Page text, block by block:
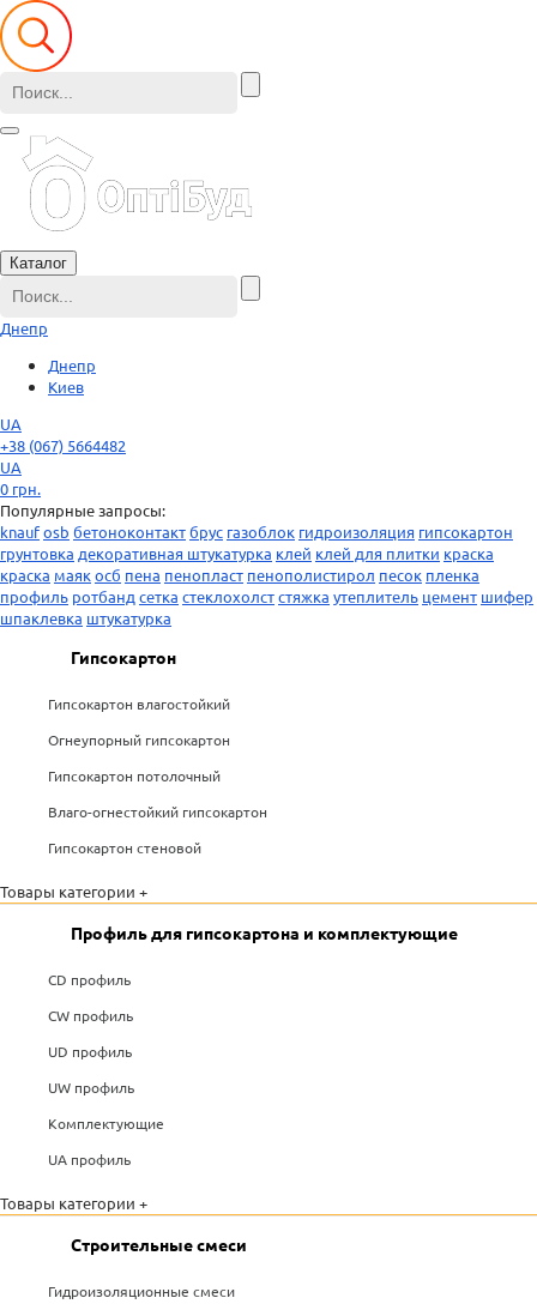
Каталог
Днепр
Днепр
Киев
UA
+38 (067) 5664482
UA
0 грн.
Популярные запросы:
knaufosb бетоноконтактбрус газоблок гидроизоляция гипсокартон
грунтовка декоративная штукатурка клей клей для плитки краска
краска маякосб пена пенопласт пенополистирол песок пленка
профиль ротбанд сетка стеклохолстстяжка утеплитель цемент шифер
шпаклевка штукатурка
Гипсокартон
Гипсокартон влагостойкий
Огнеупорный гипсокартон
Гипсокартон потолочный
Влаго-огнестойкий гипсокартон
Гипсокартон стеновой
Товары категории +
Профиль для гипсокартона и комплектующие
CD профиль
CW профиль
UD профиль
UW профиль
Комплектующие
UA профиль
Товары категории +
Строительные смеси
Гидроизоляционные смеси